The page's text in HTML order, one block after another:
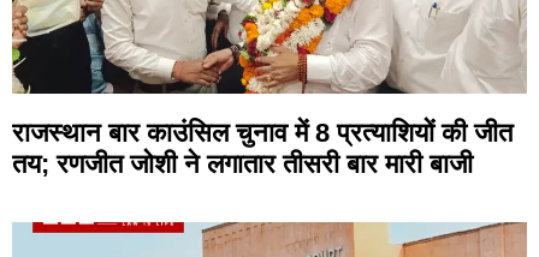
राजस्थान बार काउंसिल चुनाव में 8 प्रत्याशियों की जीत
तय; रणजीत जोशी ने लगातार तीसरी बार मारी बाजी